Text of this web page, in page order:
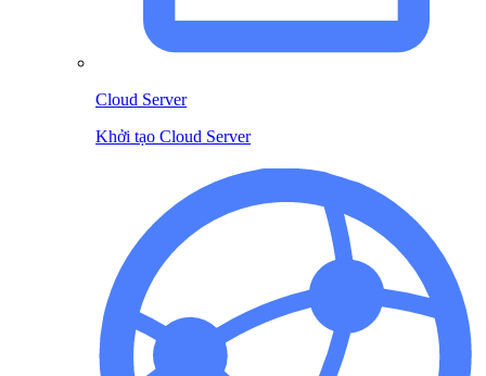
Cloud Server
Khởi tạo Cloud Server